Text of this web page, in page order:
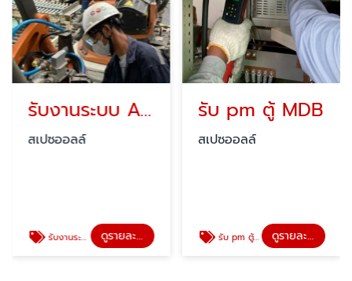
รับงานระบบ Automation
สเปซออลล์
รับงานระบบ Automation ดูรายละเอียด
รับ pm ตู้ MDB
สเปซออลล์
รับ pm ตู้ MDB ดูรายละเอียด